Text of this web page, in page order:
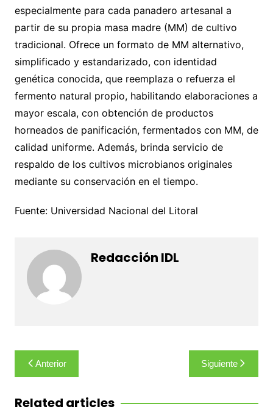
especialmente para cada panadero artesanal a
partir de su propia masa madre (MM) de cultivo
tradicional. Ofrece un formato de MM alternativo,
simplificado y estandarizado, con identidad
genética conocida, que reemplaza o refuerza el
fermento natural propio, habilitando elaboraciones a
mayor escala, con obtención de productos
horneados de panificación, fermentados con MM, de
calidad uniforme. Además, brinda servicio de
respaldo de los cultivos microbianos originales
mediante su conservación en el tiempo.
Fuente: Universidad Nacional del Litoral
Redacción IDL
Navegación
de
entradas
Anterior Siguiente
Related articles